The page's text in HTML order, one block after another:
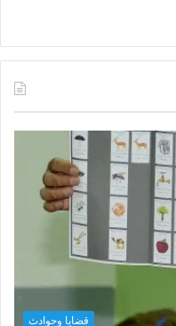
قضايا وحوادث